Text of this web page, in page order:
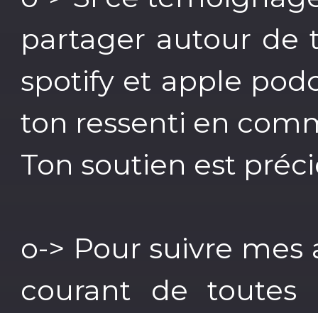
partager autour de
spotify et apple
ton ressenti en
Ton soutien est
o-> Pour suivre
courant de toutes